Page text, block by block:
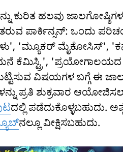
ಕುರಿತ ಹಲವು
ಪಾರ್ಕಿನ್ಸನ್: ಒಂದು
'ಮ್ಯೂಕರ್ ಮೈಕೋಸಿಸ್',
ಕೆಮಿಸ್ಟ್ರಿ', 'ಪ್ರಯೋಗಾಲಯದ
ವಿಷಯಗಳ ಬಗ್ಗೆ ಈ
ಶುಕ್ರವಾರ
ದಲ್ಲಿ ಪಡೆದುಕೊಳ್ಳಬಹುದು.
ನಲ್ಲೂ ವೀಕ್ಷಿಸಬಹುದು.